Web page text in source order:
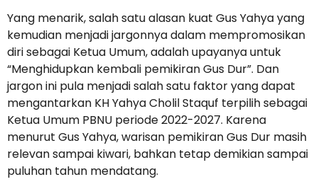
Yang menarik, salah satu alasan kuat Gus Yahya yang
kemudian menjadi jargonnya dalam mempromosikan
diri sebagai Ketua Umum, adalah upayanya untuk
“Menghidupkan kembali pemikiran Gus Dur”. Dan
jargon ini pula menjadi salah satu faktor yang dapat
mengantarkan KH Yahya Cholil Staquf terpilih sebagai
Ketua Umum PBNU periode 2022-2027. Karena
menurut Gus Yahya, warisan pemikiran Gus Dur masih
relevan sampai kiwari, bahkan tetap demikian sampai
puluhan tahun mendatang.